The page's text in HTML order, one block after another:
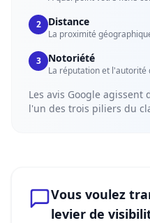
2 Distance
La proximité
3 Notoriété
La réputation et l'autorité
Les avis Google agissent
l'un des trois piliers du
Vous voulez
levier de